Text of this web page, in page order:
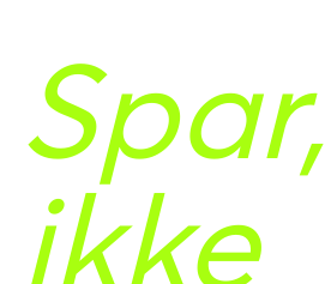
Spar,
ikke